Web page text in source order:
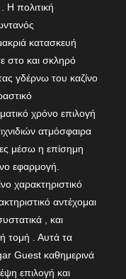
Η πολιτική
κατασκευή
στο και σκληρό
γδέρνω του καζίνο
χρόνο επιλογή
ατμόσφαιρα
μέσω η επίσημη
εφαρμογή.
χαρακτηριστικό
αντέχομαι
, και
τομή . Αυτά τα
Guest καθημερινά
επιλογή και